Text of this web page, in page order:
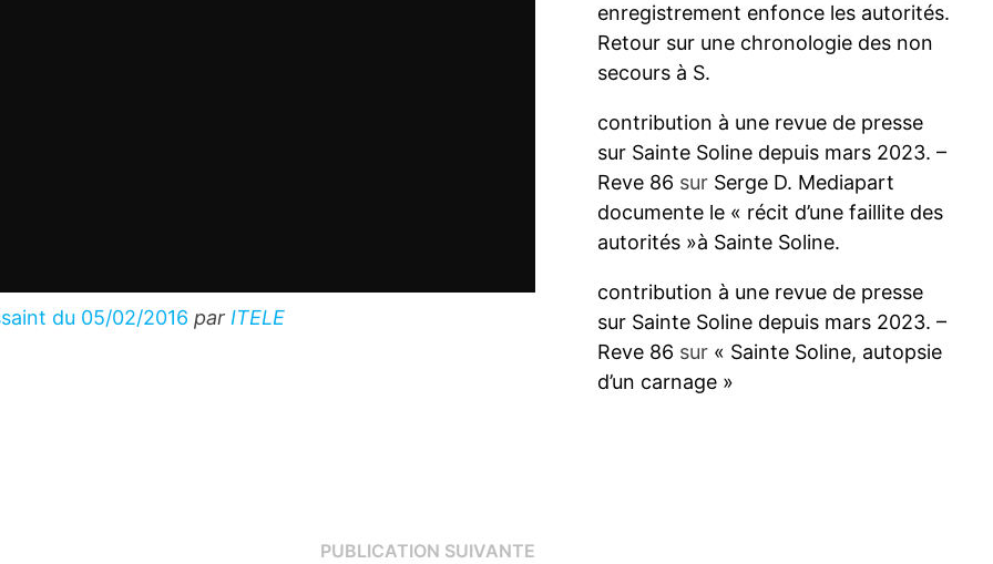
du 05/02/2016 par ITELE
PUBLICATION SUIVANTEPublication
enregistrement enfonce les autorités.
Retour sur une chronologie des non
secours à S.
contribution à une revue de presse
sur Sainte Soline depuis mars 2023. –
Reve 86 sur Serge D. Mediapart
documente le « récit d’une faillite des
autorités »à Sainte Soline.
contribution à une revue de presse
sur Sainte Soline depuis mars 2023. –
Reve 86 sur « Sainte Soline, autopsie
d’un carnage »